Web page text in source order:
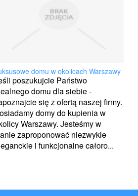
domu w okolicach Warszawy
poszukujcie Państwo
domu dla siebie -
się z ofertą naszej firmy.
domy do kupienia w
Warszawy. Jesteśmy w
zaproponować niezwykle
i funkcjonalne całoro...